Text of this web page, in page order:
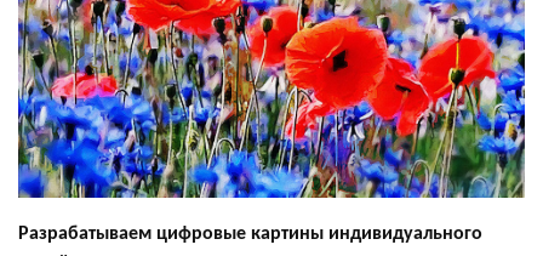
Разрабатываем цифровые картины индивидуального